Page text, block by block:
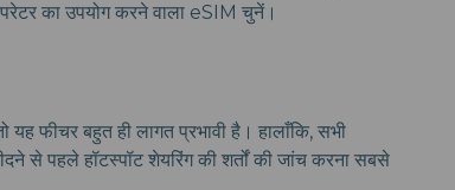
का उपयोग करने वाला eSIM चुनें।
फीचर बहुत ही लागत प्रभावी है। हालाँकि, सभी
से पहले हॉटस्पॉट शेयरिंग की शर्तों की जांच करना सबसे